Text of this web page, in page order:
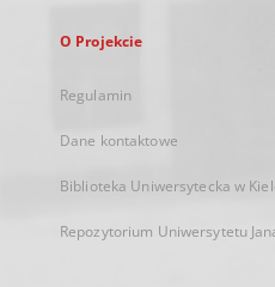
O Projekcie
Regulamin
Dane kontaktowe
Biblioteka Uniwersytecka w
Repozytorium Uniwersytetu